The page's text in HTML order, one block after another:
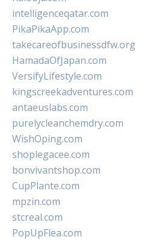
intelligenceqatar.com
PikaPikaApp.com
takecareofbusinessdfw.org
HamadaOfJapan.com
VersifyLifestyle.com
kingscreekadventures.com
antaeuslabs.com
purelycleanchemdry.com
WishOping.com
shoplegacee.com
bonvivantshop.com
CupPlante.com
mpzin.com
stcreal.com
PopUpFlea.com